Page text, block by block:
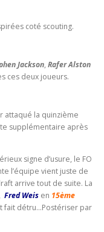
coté scouting.
Jackson, Rafer Alston
ces deux joueurs.
attaqué la quinzième
supplémentaire après
signe d’usure, le FO
l’équipe vient juste de
arrive tout de suite. La
Fred Weis en 15ème
fait détru…Postériser par